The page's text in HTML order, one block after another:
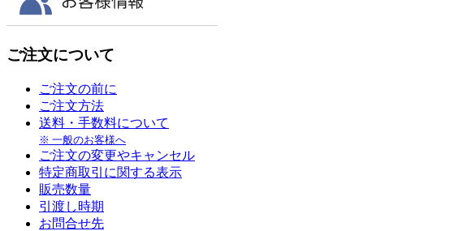
ご注文について
ご注文の前に
ご注文方法
送料・手数料について
※ 一般のお客様へ
ご注文の変更やキャンセル
特定商取引に関する表示
販売数量
引渡し時期
お問合せ先